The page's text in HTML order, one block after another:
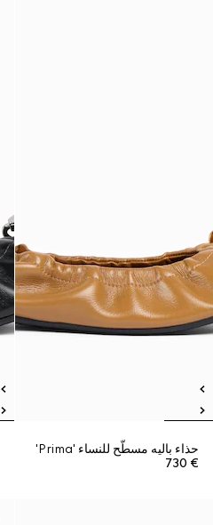
حذاء باليه مسطّح للنساء 'Prima'
€ 730